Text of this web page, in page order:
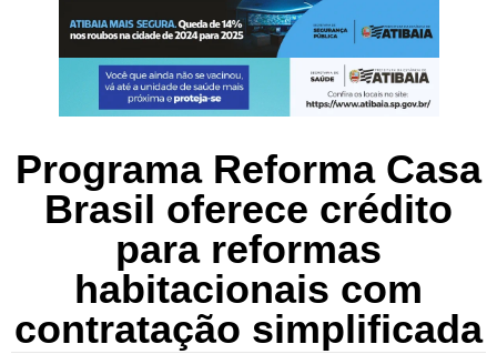
Programa Reforma Casa
Brasil oferece crédito
para reformas
habitacionais com
contratação simplificada